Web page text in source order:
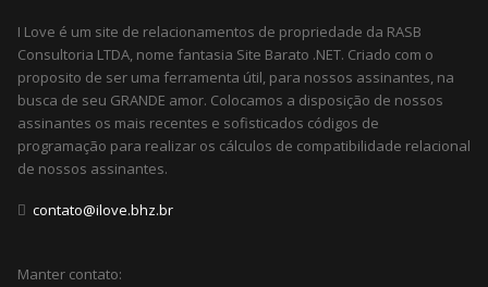
I Love é um site de relacionamentos de propriedade da RASB
Consultoria LTDA, nome fantasia Site Barato .NET. Criado com o
proposito de ser uma ferramenta útil, para nossos assinantes, na
busca de seu GRANDE amor. Colocamos a disposição de nossos
assinantes os mais recentes e sofisticados códigos de
programação para realizar os cálculos de compatibilidade relacional
de nossos assinantes.
contato@ilove.bhz.br
Manter contato: